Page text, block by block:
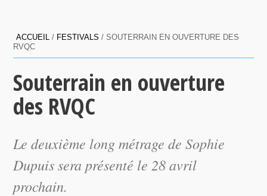
ACCUEIL / FESTIVALS /SOUTERRAIN EN OUVERTURE DES
RVQC
Souterrain en ouverture
des RVQC
Le deuxième long métrage de Sophie
Dupuis sera présenté le 28 avril
prochain.